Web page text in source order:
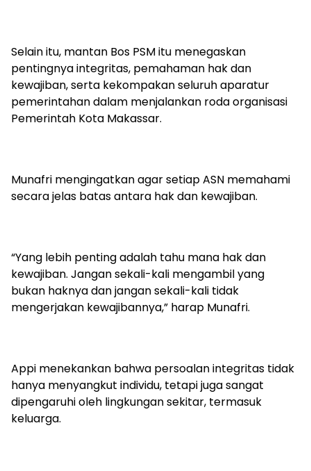
Selain itu, mantan Bos PSM itu menegaskan
pentingnya integritas, pemahaman hak dan
kewajiban, serta kekompakan seluruh aparatur
pemerintahan dalam menjalankan roda organisasi
Pemerintah Kota Makassar.
Munafri mengingatkan agar setiap ASN memahami
secara jelas batas antara hak dan kewajiban.
“Yang lebih penting adalah tahu mana hak dan
kewajiban. Jangan sekali-kali mengambil yang
bukan haknya dan jangan sekali-kali tidak
mengerjakan kewajibannya,” harap Munafri.
Appi menekankan bahwa persoalan integritas tidak
hanya menyangkut individu, tetapi juga sangat
dipengaruhi oleh lingkungan sekitar, termasuk
keluarga.